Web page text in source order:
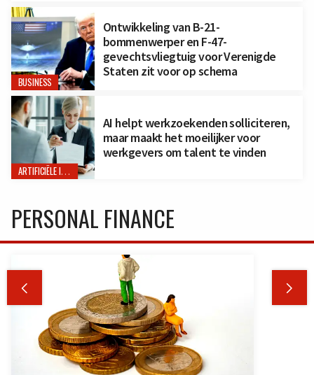
BUSINESS
Ontwikkeling van B-21-
bommenwerper en F-47-
gevechtsvliegtuig voor Verenigde
Staten zit voor op schema
ARTIFICIËLE INTELLIGENTIE
AI helpt werkzoekenden solliciteren,
maar maakt het moeilijker voor
werkgevers om talent te vinden
PERSONAL FINANCE
 